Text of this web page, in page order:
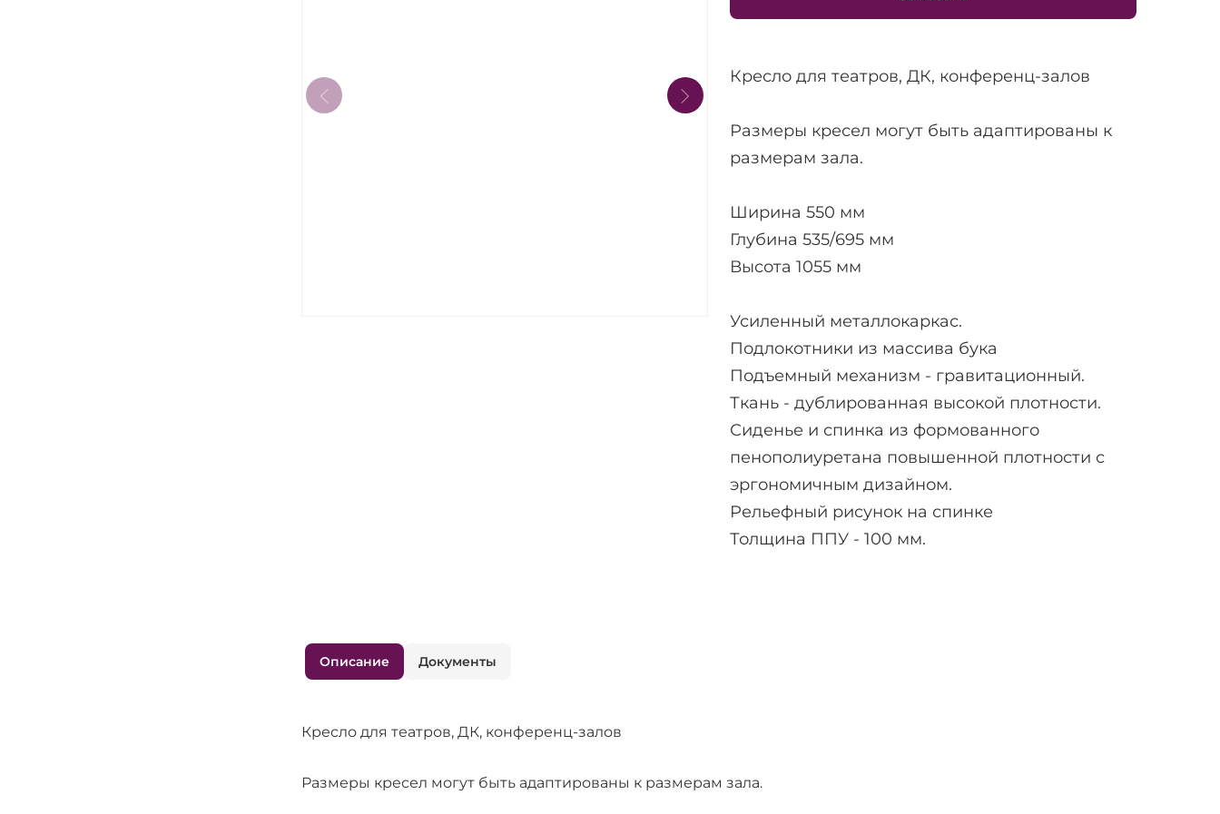
Кресло для театров, ДК, конференц-залов
Размеры кресел могут быть адаптированы к
размерам зала.
Ширина 550 мм
Глубина 535/695 мм
Высота 1055 мм
Усиленный металлокаркас.
Подлокотники из массива бука
Подъемный механизм - гравитационный.
Ткань - дублированная высокой плотности.
Сиденье и спинка из формованного
пенополиуретана повышенной плотности с
эргономичным дизайном.
Рельефный рисунок на спинке
Толщина ППУ - 100 мм.
Описание Документы
Кресло для театров, ДК, конференц-залов
Размеры кресел могут быть адаптированы к размерам зала.